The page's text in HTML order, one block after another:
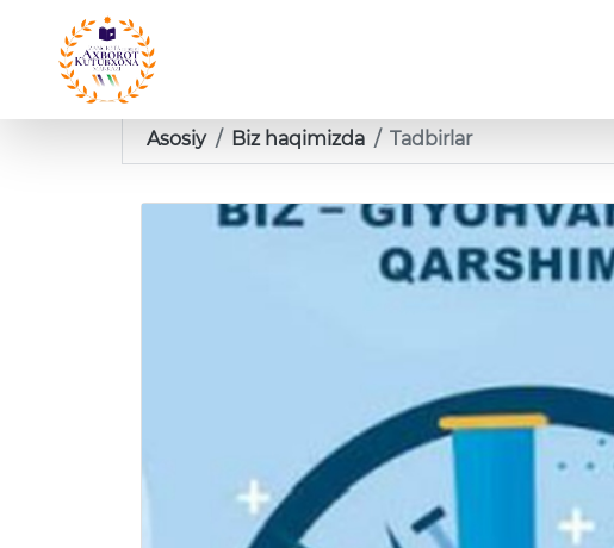
Asosiy Biz haqimizda Tadbirlar